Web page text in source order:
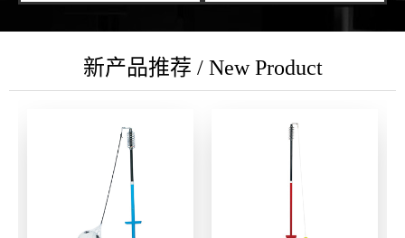
新产品推荐 / New Product